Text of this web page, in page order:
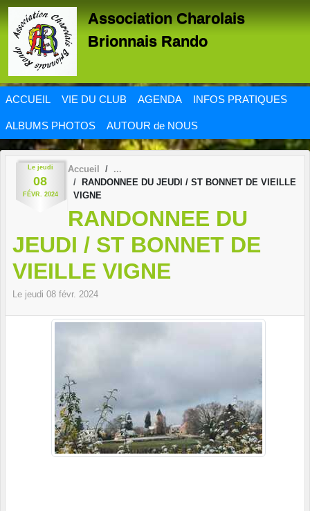
Association Charolais
Brionnais Rando
ACCUEIL VIE DU CLUB AGENDA INFOS PRATIQUES
ALBUMS PHOTOS AUTOUR de NOUS
Le jeudi
08
FÉVR. 2024
Accueil
RANDONNEE DU JEUDI / ST BONNET DE VIEILLE
VIGNE
RANDONNEE DU
JEUDI / ST BONNET DE
VIEILLE VIGNE
Le jeudi 08 févr. 2024
Panneau de gestion des cookies